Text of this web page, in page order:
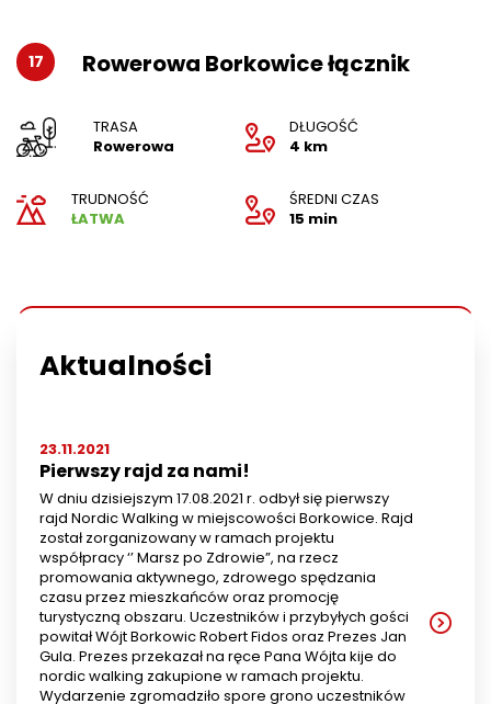
17 Rowerowa Borkowice łącznik
TRASA
Rowerowa
DŁUGOŚĆ
4 km
TRUDNOŚĆ
ŁATWA
ŚREDNI CZAS
15 min
Aktualności
23.11.2021
Pierwszy rajd za nami!
W dniu dzisiejszym 17.08.2021 r. odbył się pierwszy
rajd Nordic Walking w miejscowości Borkowice. Rajd
został zorganizowany w ramach projektu
współpracy ‘’ Marsz po Zdrowie”, na rzecz
promowania aktywnego, zdrowego spędzania
czasu przez mieszkańców oraz promocję
turystyczną obszaru. Uczestników i przybyłych gości
powitał Wójt Borkowic Robert Fidos oraz Prezes Jan
Gula. Prezes przekazał na ręce Pana Wójta kije do
nordic walking zakupione w ramach projektu.
Wydarzenie zgromadziło spore grono uczestników